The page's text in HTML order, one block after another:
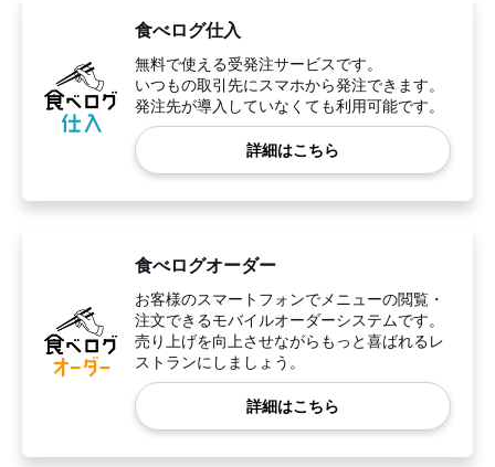
食べログ仕入
無料で使える受発注サービスです。
いつもの取引先にスマホから発注できます。
発注先が導入していなくても利用可能です。
詳細はこちら
食べログオーダー
お客様のスマートフォンでメニューの閲覧・
注文できるモバイルオーダーシステムです。
売り上げを向上させながらもっと喜ばれるレ
ストランにしましょう。
詳細はこちら